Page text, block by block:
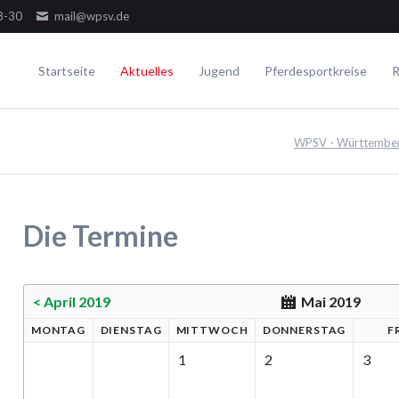
30 mail@wpsv.de
Startseite Aktuelles
WPSV-Allroundreiter-Cup
WPSV-Schulpferdecup
Jugend Pferdesportkreise
WPSV -
Die Termine
< April 2019 Mai 2019
MONTAG DI ENSTAG MI TTWOCH DONNERSTAG
1 2 3